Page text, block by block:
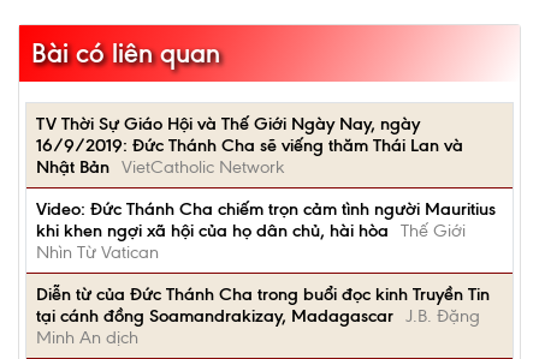
Bài có liên quan
TV Thời Sự Giáo Hội và Thế Giới Ngày Nay, ngày
16/9/2019: Đức Thánh Cha sẽ viếng thăm Thái Lan và
Nhật Bản VietCatholic Network
Video: Đức Thánh Cha chiếm trọn cảm tình người Mauritius
khi khen ngợi xã hội của họ dân chủ, hài hòa
Thế Giới
Nhìn Từ Vatican
Diễn từ của Đức Thánh Cha trong buổi đọc kinh Truyền Tin
tại cánh đồng Soamandrakizay, Madagascar J.B. Đặng
Minh An dịch